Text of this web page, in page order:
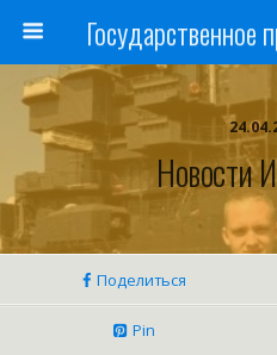
Новости
Поделиться
Pin